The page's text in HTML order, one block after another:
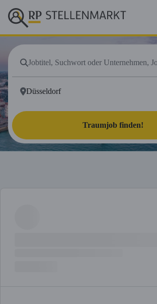
Traumjob finden!